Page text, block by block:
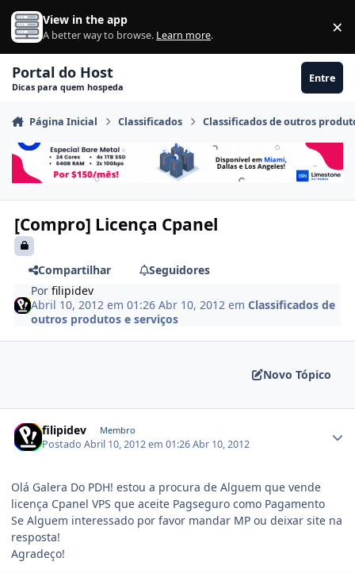
Ir para conteúdo
View in the app
A better way to browse. Learn more. ×
Portal do Host
Dicas para quem hospeda
Entre
Página Inicial Classificados Classificados de outros
[Compro] Licença Cpanel
Compartilhar
Seguidores
Porfilipidev
Abril 10, 2012 em 01:26Abr 10, 2012 emClassificados de
outros produtos e serviços
Novo Tópico
filipidev Membro
PostadoAbril 10, 2012 em 01:26Abr 10, 2012
Olá Galera Do PDH! estou a procura de Alguem que vende
licença Cpanel VPS que aceite Pagseguro como Pagamento
Se Alguem interessado por favor mandar MP ou deixar site na
resposta!
Agradeço!